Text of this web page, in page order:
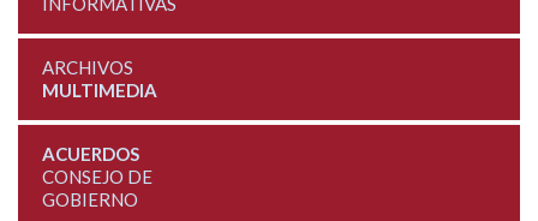
ARCHIVOS
MULTIMEDIA
ACUERDOS
CONSEJO DE
GOBIERNO